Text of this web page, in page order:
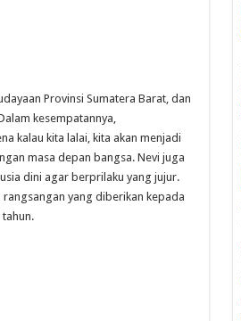
Provinsi Sumatera Barat, dan
kesempatannya,
kalau kita lalai, kita akan menjadi
masa depan bangsa. Nevi juga
dini agar berprilaku yang jujur.
yang diberikan kepada